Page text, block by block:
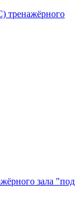
тренажёрного
зала "под